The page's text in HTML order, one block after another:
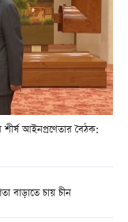
শীর্ষ আইনপ্রণেতার বৈঠক:
বাড়াতে চায় চীন